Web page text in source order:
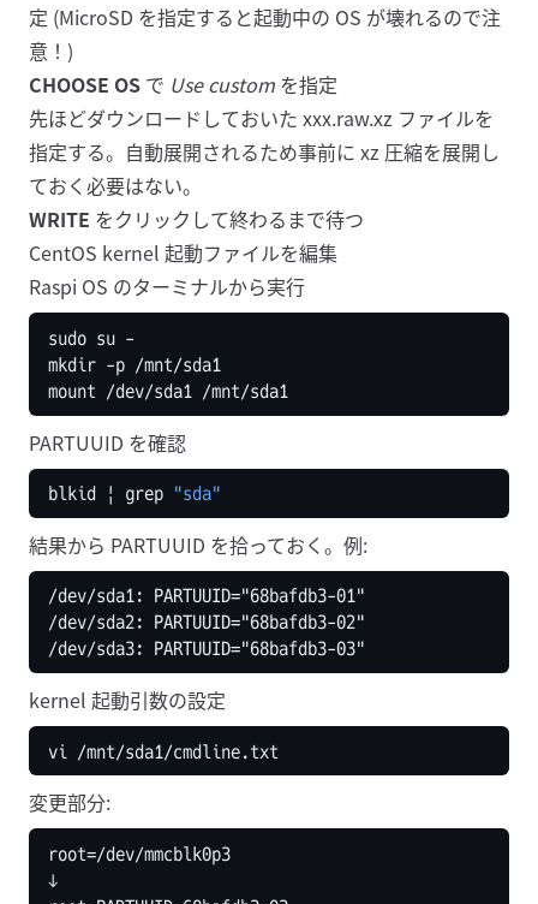
定 (MicroSD を指定すると起動中の OS が壊れるので注
意！)
CHOOSE OS で Use custom を指定
先ほどダウンロードしておいた xxx.raw.xz ファイルを
指定する。自動展開されるため事前に xz 圧縮を展開し
ておく必要はない。
WRITE をクリックして終わるまで待つ
CentOS kernel 起動ファイルを編集
Raspi OS のターミナルから実行
PARTUUID を確認
blkid | grep "sda"
結果から PARTUUID を拾っておく。例:
kernel 起動引数の設定
変更部分: